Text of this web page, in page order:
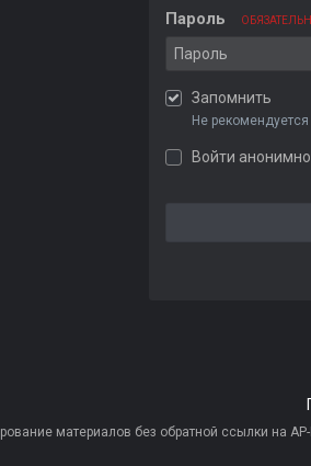
Пароль
Запомнить
Не
Войти анонимно
материалов без обратной ссылки на